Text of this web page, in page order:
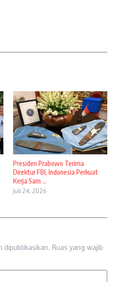
Presiden Prabowo Terima
Direktur FBI, Indonesia Perkuat
Kerja Sam ...
Juli 24, 2026
dipublikasikan. Ruas yang wajib